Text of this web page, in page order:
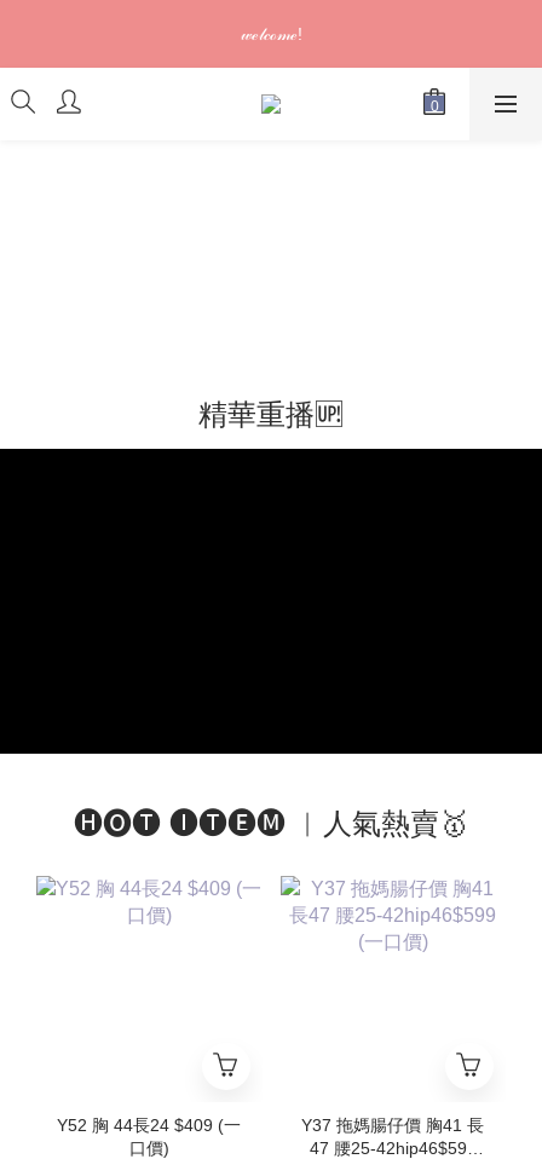
電郵為準)
𝓌ℯ𝓁𝒸ℴ𝓂ℯ!
訂單可供取貨/發貨後會發出電郵通知，請填妥正確資料 (*通知以
電郵為準)
精華重播🆙
🅗🅞🅣 🅘🅣🅔🅜 ︱人氣熱賣🥇
Y52 胸 44長24 $409 (一
口價)
Y37 拖媽腸仔價 胸41 長
47 腰25-42hip46$599